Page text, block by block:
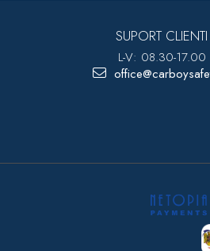
SUPORT CLIENTI
L-V: 08.30-17.00